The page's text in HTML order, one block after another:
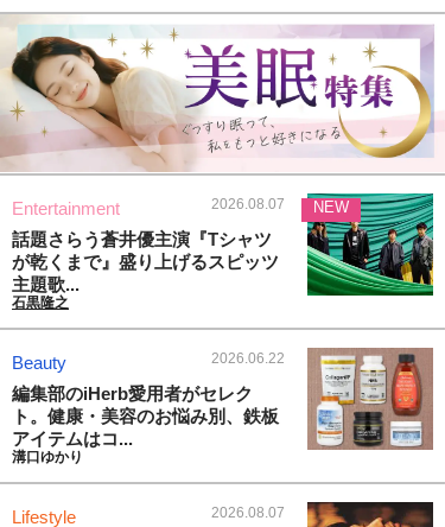
Entertainment 2026.08.07
話題さらう蒼井優主演『Tシャツ
が乾くまで』盛り上げるスピッツ
主題歌...
石黒隆之
NEW
Beauty 2026.06.22
編集部のiHerb愛用者がセレク
ト。健康・美容のお悩み別、鉄板
アイテムはコ...
溝口ゆかり
Lifestyle 2026.08.07